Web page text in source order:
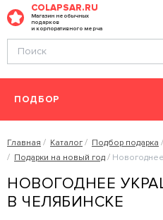
COLAPSAR.RU
Магазин необычных
подарков
и корпоративного мерча
ПОДБОР
Главная Каталог Подбор подарка
Подарки на новый год
НОВОГОДНЕЕ
В ЧЕЛЯБИНСКЕ